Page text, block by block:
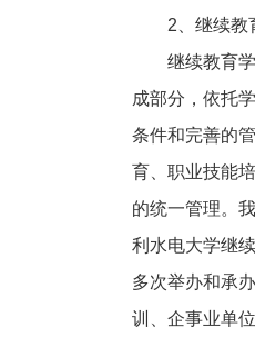
2、继续教
继续教育学
成部分，依托
条件和完善的
育、职业技能
的统一管理。
利水电大学继
多次举办和承
训、企事业单